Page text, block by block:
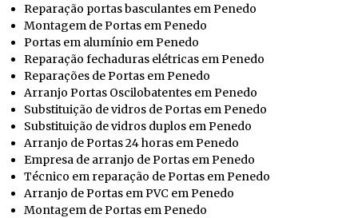
Reparação portas basculantes em Penedo
Montagem de Portas em Penedo
Portas em alumínio em Penedo
Reparação fechaduras elétricas em Penedo
Reparações de Portas em Penedo
Arranjo Portas Oscilobatentes em Penedo
Substituição de vidros de Portas em Penedo
Substituição de vidros duplos em Penedo
Arranjo de Portas 24 horas em Penedo
Empresa de arranjo de Portas em Penedo
Técnico em reparação de Portas em Penedo
Arranjo de Portas em PVC em Penedo
Montagem de Portas em Penedo